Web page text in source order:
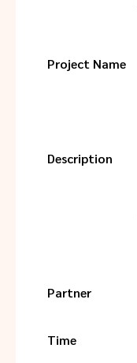
Project Name
Description
Partner
Time